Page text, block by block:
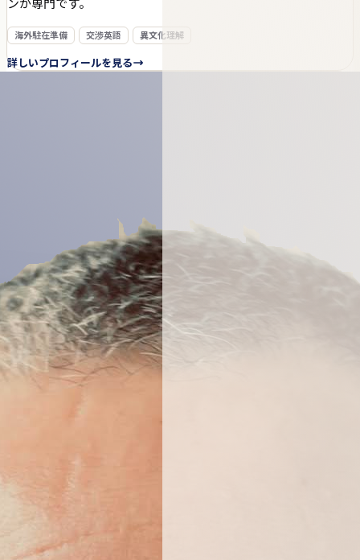
ンが専門です。
海外駐在準備 交渉英語 異文化理解
詳しいプロフィールを見る